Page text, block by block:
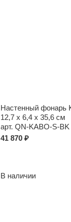
Настенный фонарь
12,7 x 6,4 x 35,6 см
арт. QN-KABO-S-BK
41 870 ₽
В наличии